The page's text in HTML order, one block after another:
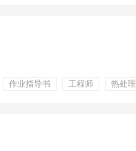
作业指导书 工程师
热处理